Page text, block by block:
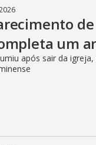
um
após sair da